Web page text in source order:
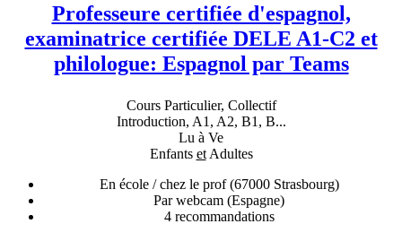
Professeure certifiée d'espagnol,
examinatrice certifiée DELE A1-C2 et
philologue: Espagnol par Teams
Cours Particulier, Collectif
Introduction, A1, A2, B1, B...
Lu à Ve
Enfants etAdultes
En école / chez le prof(67000 Strasbourg)
Par webcam (Espagne)
4recommandations